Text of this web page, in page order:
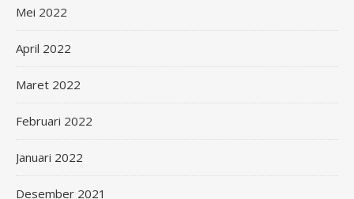
Mei 2022
April 2022
Maret 2022
Februari 2022
Januari 2022
Desember 2021